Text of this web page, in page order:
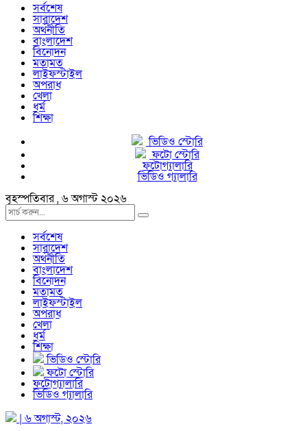
সর্বশেষ
সারাদেশ
অর্থনীতি
বাংলাদেশ
বিনোদন
মতামত
লাইফস্টাইল
অপরাধ
খেলা
ধর্ম
শিক্ষা
ভিডিও স্টোরি
ফটো স্টোরি
ফটোগ্যালারি
ভিডিও গ্যালারি
বৃহস্পতিবার , ৬ অগাস্ট ২০২৬
সর্বশেষ
সারাদেশ
অর্থনীতি
বাংলাদেশ
বিনোদন
মতামত
লাইফস্টাইল
অপরাধ
খেলা
ধর্ম
শিক্ষা
ভিডিও স্টোরি
ফটো স্টোরি
ফটোগ্যালারি
ভিডিও গ্যালারি
| ৬ অগাস্ট, ২০২৬